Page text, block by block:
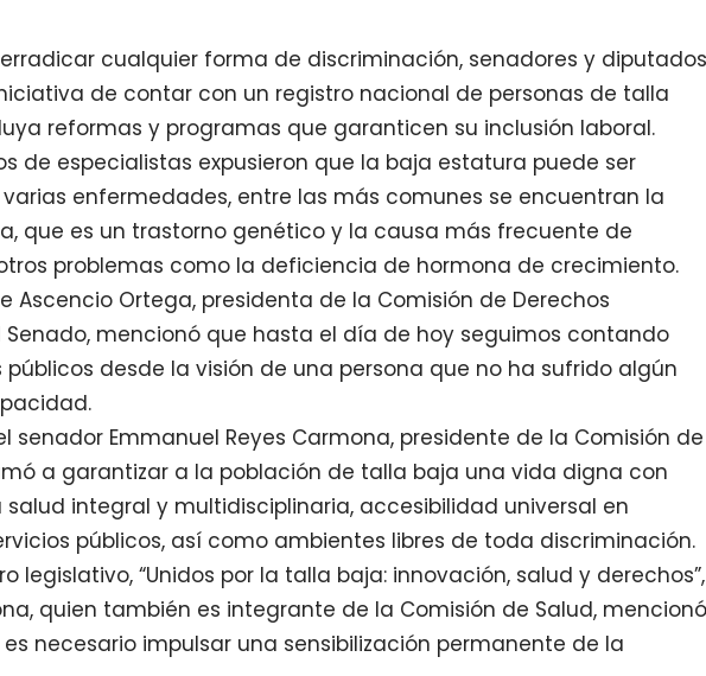
cualquier forma de discriminación, senadores y diputados
de contar con un registro nacional de personas de talla
reformas y programas que garanticen su inclusión laboral.
de especialistas expusieron que la baja estatura puede ser
enfermedades, entre las más comunes se encuentran la
que es un trastorno genético y la causa más frecuente de
problemas como la deficiencia de hormona de crecimiento.
Ascencio Ortega, presidenta de la Comisión de Derechos
Senado, mencionó que hasta el día de hoy seguimos contando
públicos desde la visión de una persona que no ha sufrido algún
senador Emmanuel Reyes Carmona, presidente de la Comisión de
a garantizar a la población de talla baja una vida digna con
integral y multidisciplinaria, accesibilidad universal en
públicos, así como ambientes libres de toda discriminación.
legislativo, “Unidos por la talla baja: innovación, salud y derechos”,
quien también es integrante de la Comisión de Salud, mencionó
necesario impulsar una sensibilización permanente de la